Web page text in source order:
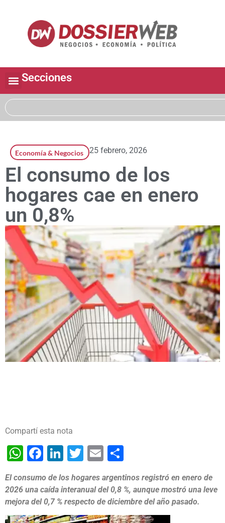
Secciones
Economía & Negocios 25 febrero, 2026
El consumo de los
hogares cae en enero
un 0,8%
Compartí esta nota
WhatsApp
Facebook
LinkedIn
Twitter
Email
El consumo de los hogares argentinos registró en enero de
2026 una caída interanual del 0,8 %, aunque mostró una leve
mejora del 0,7 % respecto de diciembre del año pasado.